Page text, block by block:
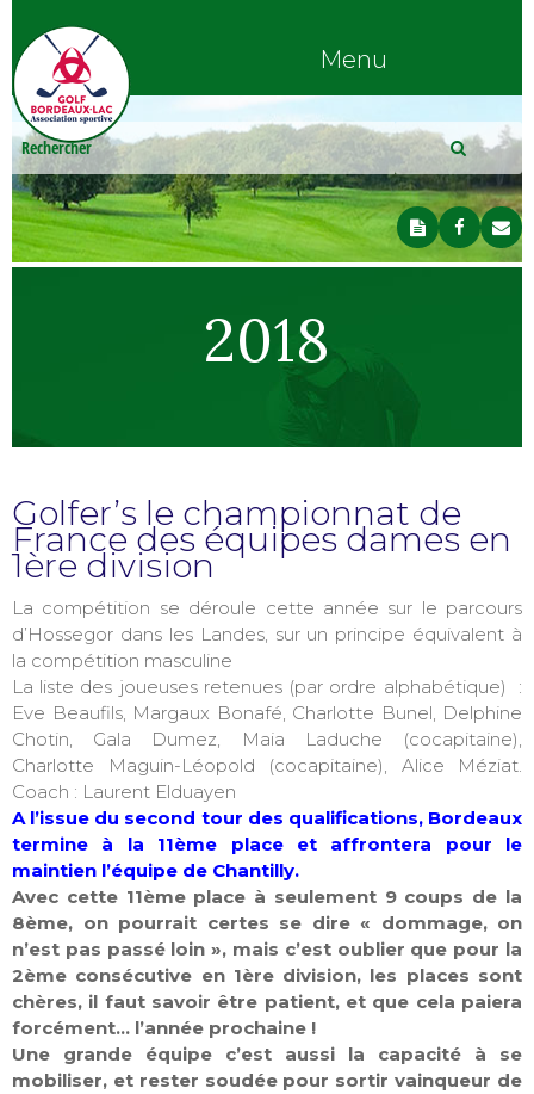
Menu
2018
Golfer’s le championnat de
France des équipes dames en
1ère division
La compétition se déroule cette année sur le parcours
d’Hossegor dans les Landes, sur un principe équivalent à
la compétition masculine
La liste des joueuses retenues (par ordre alphabétique) :
Eve Beaufils, Margaux Bonafé, Charlotte Bunel, Delphine
Chotin, Gala Dumez, Maia Laduche (cocapitaine),
Charlotte Maguin-Léopold (cocapitaine), Alice Méziat.
Coach : Laurent Elduayen
A l’issue du second tour des qualifications, Bordeaux
termine à la 11ème place et affrontera pour le
maintien l’équipe de Chantilly.
Avec cette 11ème place à seulement 9 coups de la
8ème, on pourrait certes se dire « dommage, on
n’est pas passé loin », mais c’est oublier que pour la
2ème consécutive en 1ère division, les places sont
chères, il faut savoir être patient, et que cela paiera
forcément… l’année prochaine !
Une grande équipe c’est aussi la capacité à se
mobiliser, et rester soudée pour sortir vainqueur de